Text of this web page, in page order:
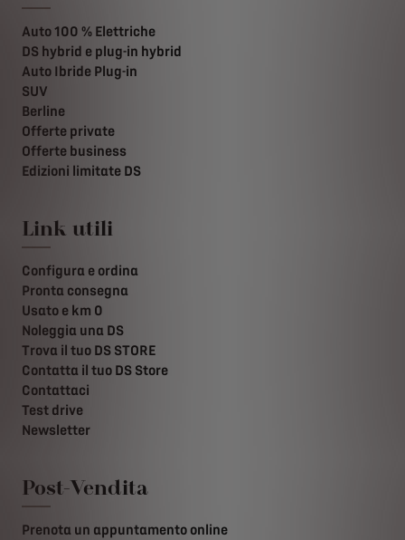
Auto 100 % Elettriche
DS hybrid e plug-in hybrid
Auto Ibride Plug-in
SUV
Berline
Offerte private
Offerte business
Edizioni limitate DS
Link utili
Configura e ordina
Pronta consegna
Usato e km 0
Noleggia una DS
Trova il tuo DS STORE
Contatta il tuo DS Store
Contattaci
Test drive
Newsletter
Post-Vendita
Prenota un appuntamento online